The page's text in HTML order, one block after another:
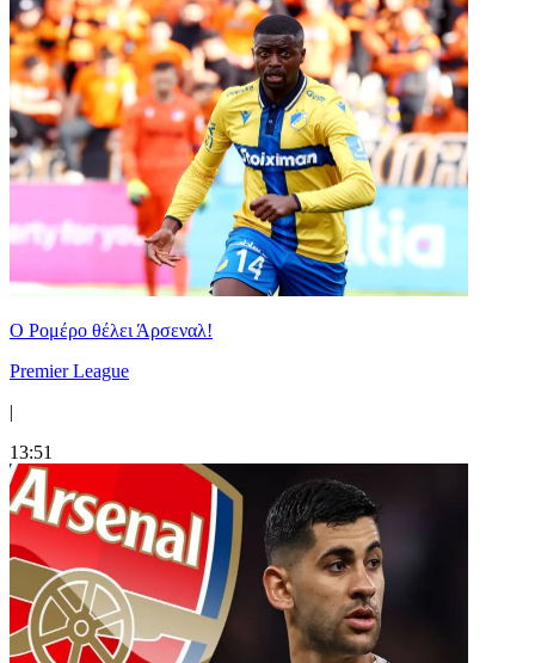
Ο Ρομέρο θέλει Άρσεναλ!
Premier League
|
13:51